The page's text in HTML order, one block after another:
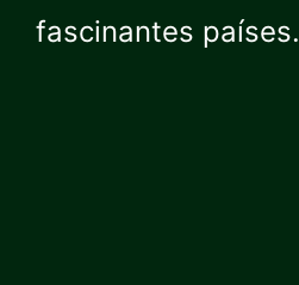
fascinantes países.